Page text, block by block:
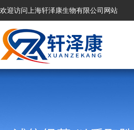
欢迎访问上海轩泽康生物有限公司网站